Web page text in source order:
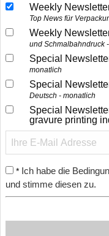
Weekly
Top News für
Weekly
und Schmalbahndruck
Special
monatlich
Special
Deutsch - monatlich
Special
gravure printing
* Ich habe die
und stimme diesen zu.